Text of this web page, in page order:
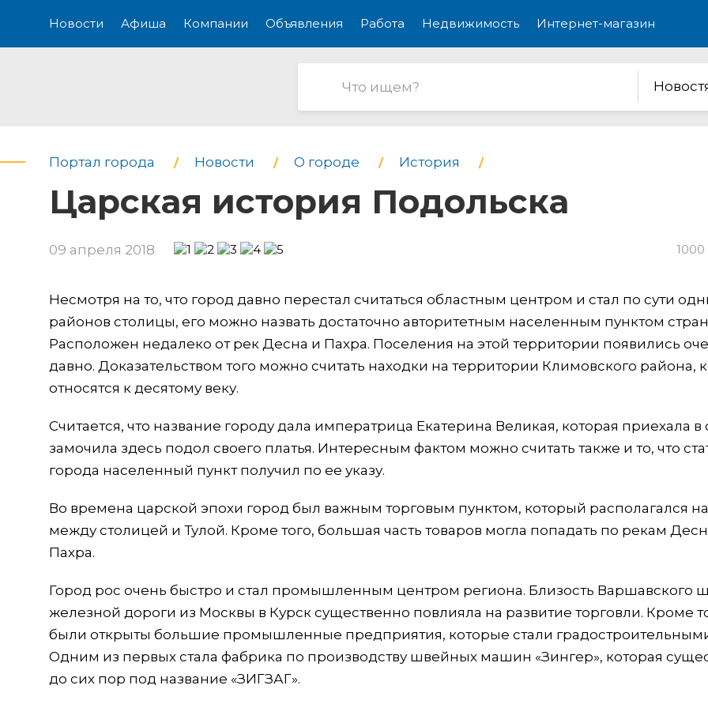
Новости Афиша Компании Объявления Работа Недвижимость Интернет-магазин
Портал города Новости О городе История
Царская история Подольска
09 апреля 2018 1000
Несмотря на то, что город давно перестал считаться областным центром и стал по сути
районов столицы, его можно назвать достаточно авторитетным населенным пунктом
Расположен недалеко от рек Десна и Пахра. Поселения на этой территории появились
давно. Доказательством того можно считать находки на территории Климовского района,
относятся к десятому веку.
Считается, что название городу дала императрица Екатерина Великая, которая приехала в
замочила здесь подол своего платья. Интересным фактом можно считать также и то, что
города населенный пункт получил по ее указу.
Во времена царской эпохи город был важным торговым пунктом, который располагался
между столицей и Тулой. Кроме того, большая часть товаров могла попадать по рекам
Пахра.
Город рос очень быстро и стал промышленным центром региона. Близость Варшавского
железной дороги из Москвы в Курск существенно повлияла на развитие торговли. Кроме
были открыты большие промышленные предприятия, которые стали
Одним из первых стала фабрика по производству швейных машин «Зингер», которая
до сих пор под название «ЗИГЗАГ».